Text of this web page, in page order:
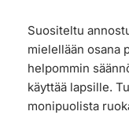
Suositeltu
mielellään osana
helpommin
käyttää lapsille.
monipuolista